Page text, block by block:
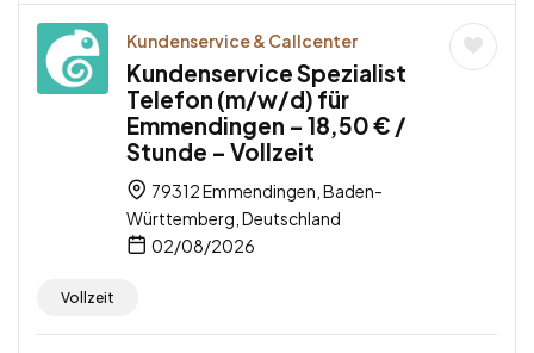
Kundenservice & Callcenter
Kundenservice Spezialist
Telefon (m/w/d) für
Emmendingen – 18,50 € /
Stunde – Vollzeit
79312 Emmendingen, Baden-
Württemberg, Deutschland
02/08/2026
Vollzeit